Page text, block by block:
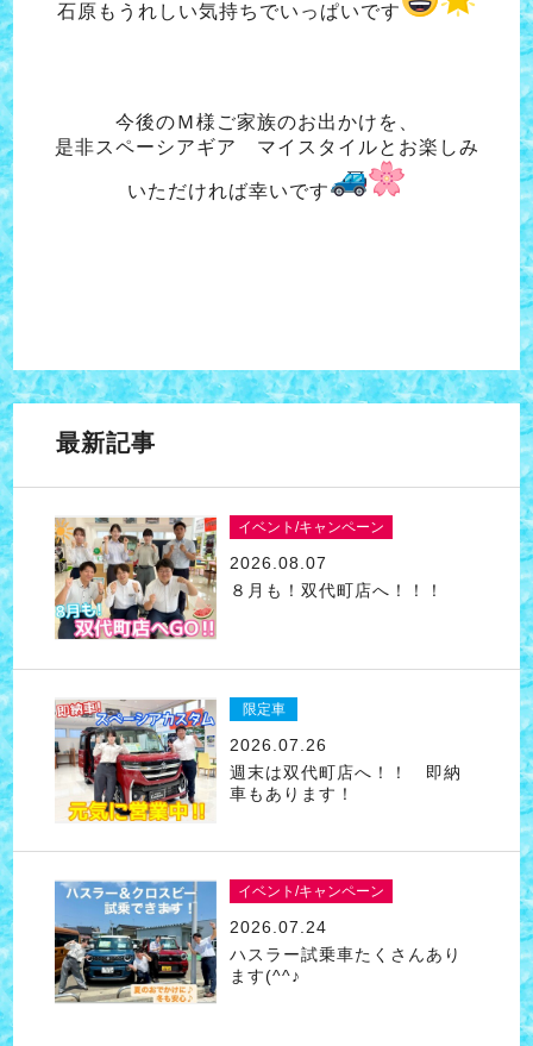
石原もうれしい気持ちでいっぱいです
今後のＭ様ご家族のお出かけを、
是非スペーシアギア マイスタイルとお楽しみ
いただければ幸いです
最新記事
イベント/キャンペーン
2026.08.07
８月も！双代町店へ！！！
限定車
2026.07.26
週末は双代町店へ！！ 即納
車もあります！
イベント/キャンペーン
2026.07.24
ハスラー試乗車たくさんあり
ます(^^♪